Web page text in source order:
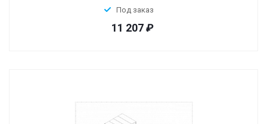
Под заказ
11 207₽